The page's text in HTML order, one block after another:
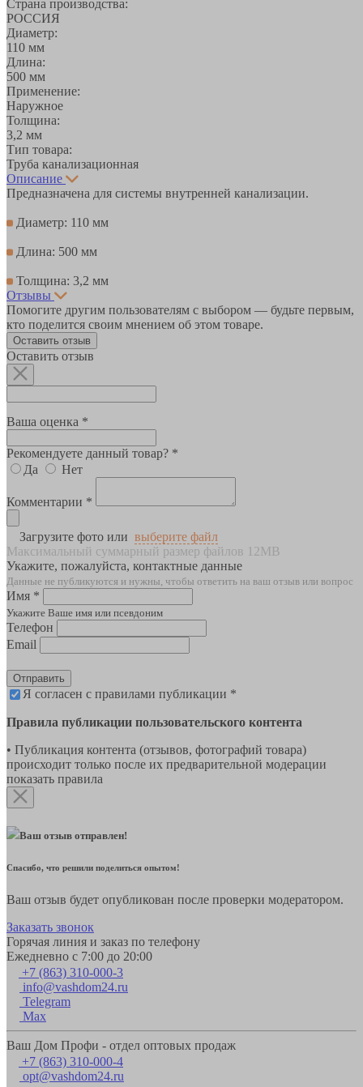
Страна производства:
РОССИЯ
Диаметр:
110 мм
Длина:
500 мм
Применение:
Наружное
Толщина:
3,2 мм
Тип товара:
Труба канализационная
Описание
Предназначена для системы внутренней канализации.
Диаметр: 110 мм
Длина: 500 мм
Толщина: 3,2 мм
Отзывы
Помогите другим пользователям с выбором — будьте первым,
кто поделится своим мнением об этом товаре.
Оставить отзыв
Оставить отзыв
Ваша оценка *
Рекомендуете данный товар? *
Да
Нет
Комментарии *
Загрузите фото или выберите файл
Максимальный суммарный размер файлов 12MB
Укажите, пожалуйста, контактные данные
Данные не публикуются и нужны, чтобы ответить на ваш отзыв или вопрос
Имя *
Укажите Ваше имя или псевдоним
Телефон
Email
Отправить
Я согласен с правилами публикации *
Правила публикации пользовательского контента
• Публикация контента (отзывов, фотографий товара)
происходит только после их предварительной модерации
показать правила
Ваш отзыв отправлен!
Спасибо, что решили поделиться опытом!
Ваш отзыв будет опубликован после проверки модератором.
Заказать звонок
Горячая линия и заказ по телефону
Ежедневно с 7:00 до 20:00
+7 (863) 310-000-3
info@vashdom24.ru
Telegram
Max
Ваш Дом Профи - отдел оптовых продаж
+7 (863) 310-000-4
opt@vashdom24.ru